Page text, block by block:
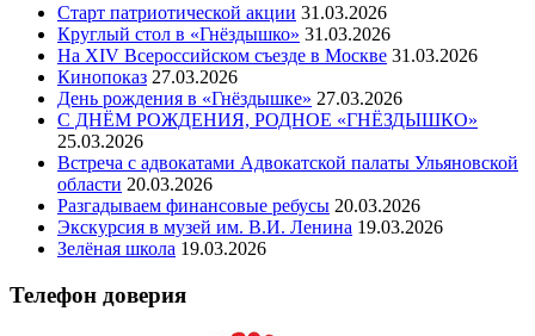
Старт патриотической акции 31.03.2026
Круглый стол в «Гнёздышко» 31.03.2026
На XIV Всероссийском съезде в Москве 31.03.2026
Кинопоказ 27.03.2026
День рождения в «Гнёздышке» 27.03.2026
С ДНЁМ РОЖДЕНИЯ, РОДНОЕ «ГНЁЗДЫШКО»
25.03.2026
Встреча с адвокатами Адвокатской палаты Ульяновской
области 20.03.2026
Разгадываем финансовые ребусы 20.03.2026
Экскурсия в музей им. В.И. Ленина 19.03.2026
Зелёная школа 19.03.2026
Телефон доверия